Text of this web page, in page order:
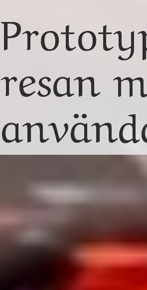
Prototy
resan
använd